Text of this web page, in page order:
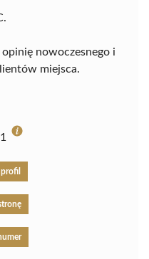
nowoczesnego i
miejsca.